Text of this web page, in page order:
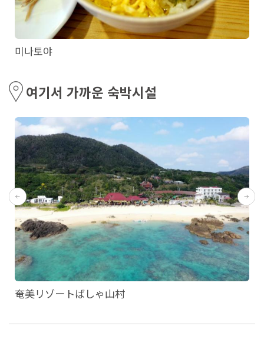
미나토야
여기서 가까운 숙박시설
奄美リゾートばしゃ山村